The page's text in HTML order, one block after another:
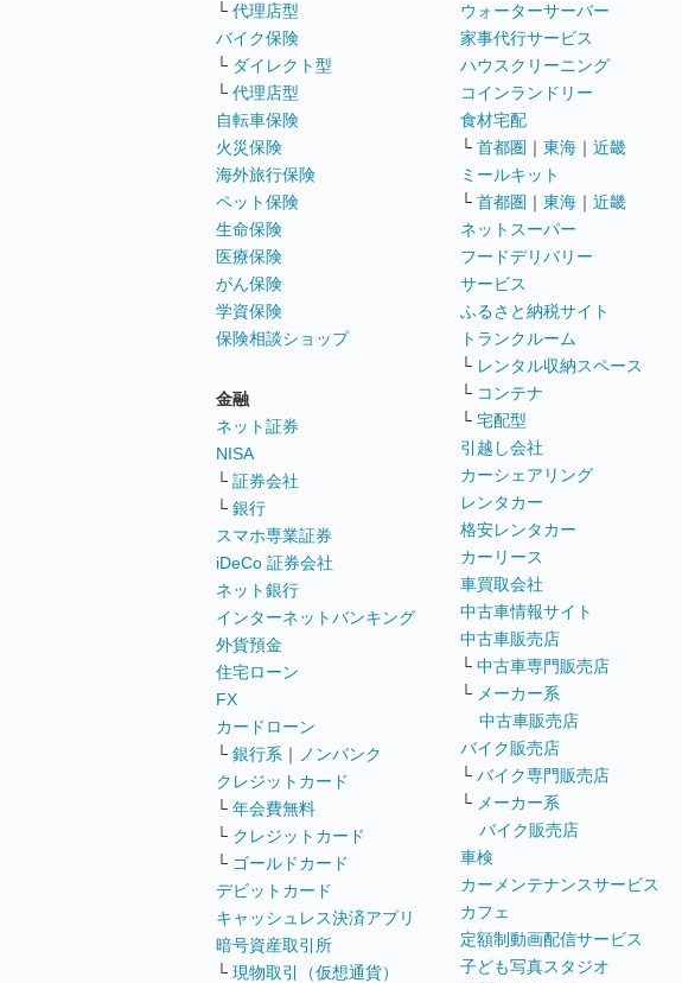
└ 代理店型
バイク保険
└ ダイレクト型
└ 代理店型
自転車保険
火災保険
海外旅行保険
ペット保険
生命保険
医療保険
がん保険
学資保険
保険相談ショップ
金融
ネット証券
NISA
└ 証券会社
└ 銀行
スマホ専業証券
iDeCo 証券会社
ネット銀行
インターネットバンキング
外貨預金
住宅ローン
FX
カードローン
└ 銀行系 ｜
ノンバンク
クレジットカード
└ 年会費無料
└ クレジットカード
└ ゴールドカード
デビットカード
キャッシュレス決済アプリ
暗号資産取引所
└ 現物取引（仮想通貨）
ウォーターサーバー
家事代行サービス
ハウスクリーニング
コインランドリー
食材宅配
└ 首都圏 ｜ 東海 ｜ 近畿
ミールキット
└ 首都圏 ｜ 東海 ｜ 近畿
ネットスーパー
フードデリバリー
サービス
ふるさと納税サイト
トランクルーム
└ レンタル収納スペース
└ コンテナ
└ 宅配型
引越し会社
カーシェアリング
レンタカー
格安レンタカー
カーリース
車買取会社
中古車情報サイト
中古車販売店
└ 中古車専門販売店
└ メーカー系
中古車販売店
バイク販売店
└ バイク専門販売店
└ メーカー系
バイク販売店
車検
カーメンテナンスサービス
カフェ
定額制動画配信サービス
子ども写真スタジオ